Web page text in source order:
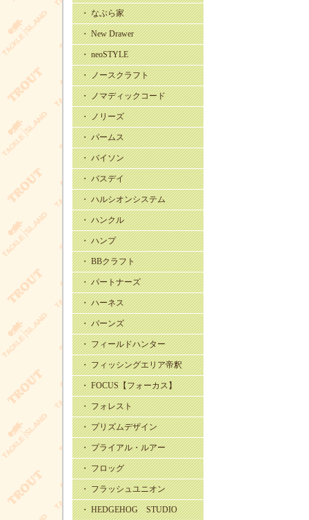
・ なぶら家
・ New Drawer
・ neoSTYLE
・ ノースクラフト
・ ノマディックコード
・ ノリーズ
・ パームス
・ バイソン
・ バスデイ
・ ハルシオンシステム
・ ハンクル
・ ハンプ
・ BBクラフト
・ パートナーズ
・ ハーネス
・ バーンズ
・ フィールドハンター
・ フィッシングエリア帝釈
・ FOCUS【フォーカス】
・ フォレスト
・ プリズムデザイン
・ プライアル・ルアー
・ フロッグ
・ フラッシュユニオン
・ HEDGEHOG STUDIO